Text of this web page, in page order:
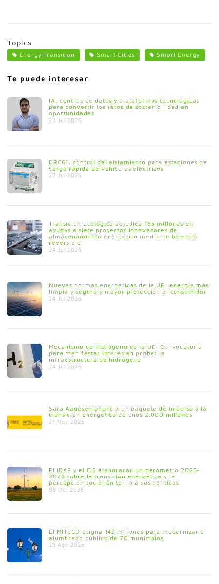
Topics
Energy Transition Smart Cities Smart Energy
Te puede interesar
IA, centros de datos y plataformas tecnológicas
para convertir los retos de sostenibilidad en
oportunidades
28 Jul 2026
DRC61, control del aislamiento para estaciones de
carga rápida de vehículos eléctricos
27 Jul 2026
Transición Ecológica adjudica 165 millones en
ayudas a siete proyectos innovadores de
almacenamiento energético mediante bombeo
reversible
24 Jul 2026
Nuevas normas energéticas de la UE: energía más
limpia y segura y mayor protección al consumidor
24 Jul 2026
Mecanismo de hidrógeno de la UE: Convocatoria
para manifestar interés en probar la
infraestructura de hidrógeno
24 Jul 2026
Sara Aagesen anuncia un paquete de impulso a la
transición energética de unos 2.000 millones
21 Nov 2025
El IDAE y el CIS elaborarán un barómetro 2025-
2026 sobre la transición energética y la
percepción social en torno a sus políticas
09 Oct 2025
El MITECO asigna 142 millones para modernizar el
alumbrado público de 70 municipios
29 Ago 2025